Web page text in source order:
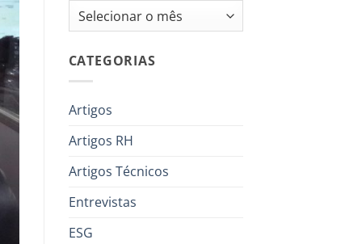
Arquivos
CATEGORIAS
Artigos
Artigos RH
Artigos Técnicos
Entrevistas
ESG